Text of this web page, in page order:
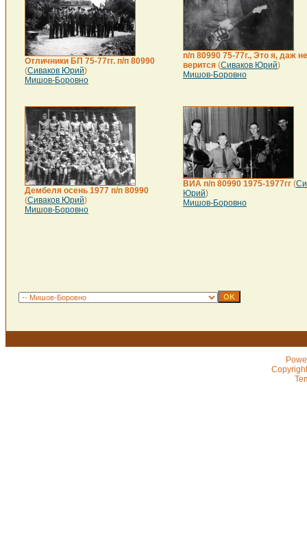
Отличники БП 75-77гг. п/п 80990
(Сиваков Юрий)
Мишов-Боровно
п/п 80990 75-77г., Это я, даж не
верится (Сиваков Юрий)
Мишов-Боровно
Дембеля осень 1977 п/п 80990
(Сиваков Юрий)
Мишов-Боровно
ВИА п/п 80990 1975-1977гг (
Юрий)
Мишов-Боровно